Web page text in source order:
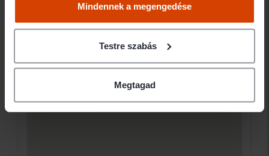
Mindennek a megengedése
Testre szabás
Megtagad